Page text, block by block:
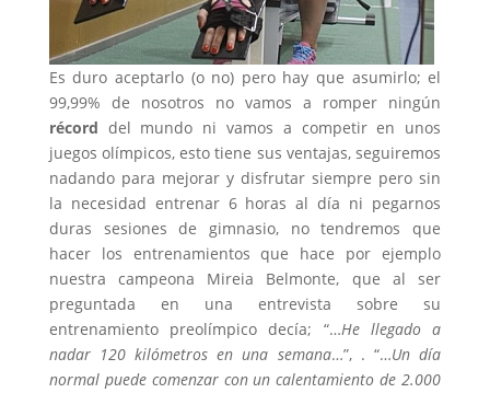
Es duro aceptarlo (o no) pero hay que asumirlo; el
99,99% de nosotros no vamos a romper ningún
récord del mundo ni vamos a competir en unos
juegos olímpicos, esto tiene sus ventajas, seguiremos
nadando para mejorar y disfrutar siempre pero sin
la necesidad entrenar 6 horas al día ni pegarnos
duras sesiones de gimnasio, no tendremos que
hacer los entrenamientos que hace por ejemplo
nuestra campeona Mireia Belmonte, que al ser
preguntada en una entrevista sobre su
entrenamiento preolímpico decía; “…He llegado a
nadar 120 kilómetros en una semana…”, . “…Un día
normal puede comenzar con un calentamiento de 2.000